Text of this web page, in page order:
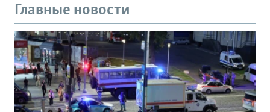
Главные новости